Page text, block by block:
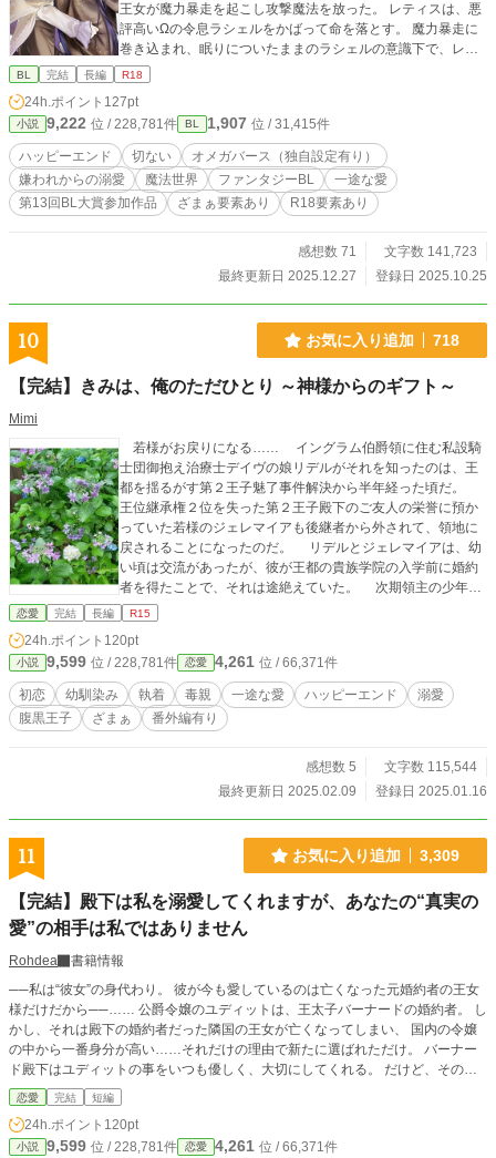
王女が魔力暴走を起こし攻撃魔法を放った。 レティスは、悪
評高いΩの令息ラシェルをかばって命を落とす。 魔力暴走に
巻き込まれ、眠りについたままのラシェルの意識下で、レテ
ィスは存在していた。 レティスが愛する人の所へ戻れるよう
れててごめん』 そう言って消えてしまう。 一年後。 ラシェ
ルの姿で、レティスは目を覚ました。 その姿のまま、エルド
レッドと再会するが……。 ＊＊＊ オメガバース独自設定あり
ます。 扉絵は、センサン様よりいただいた大切なFAです。AI
学習禁止です。
BL 完結 長編 R18
24h.ポイント 127pt
小説 9,222 位 / 228,781件 BL 1,907 位 / 31,415件
ハッピーエンド 切ない
オメガバース（独自設定有り）
嫌われからの溺愛
魔法世界 ファンタジーBL
一途な愛
第13回BL大賞参加作品
ざまぁ要素あり R18要素あり
感想数 71
文字数 141,723
最終更新日 2025.12.27
登録日 2025.10.25
10 お気に入り追加 718
【完結】きみは、俺のただひとり ～神様からのギフト～
Mimi
若様がお戻りになる…… イングラム伯爵領に住む私設騎
士団御抱え治療士デイヴの娘リデルがそれを知ったのは、王
都を揺るがす第２王子魅了事件解決から半年経った頃だ。
王位継承権２位を失った第２王子殿下のご友人の栄誉に預か
っていた若様のジェレマイアも後継者から外されて、領地に
戻されることになったのだ。 リデルとジェレマイアは、幼
い頃は交流があったが、彼が王都の貴族学院の入学前に婚約
者を得たことで、それは途絶えていた。 次期領主の少年と
平民の少女とでは身分が違う。 婚約も破棄となり、約束さ
たジェレマイアは…… ＊ 番外編の『最愛から２番目の
恋』完結致しました そちらの方にも、お立ち寄りいただけ
ましたら、幸いです
恋愛 完結 長編 R15
24h.ポイント 120pt
小説 9,599 位 / 228,781件 恋愛 4,261 位 / 66,371件
初恋 幼馴染み 執着 毒親 一途な愛 ハッピーエンド
溺愛
腹黒王子
ざまぁ 番外編有り
感想数 5
文字数 115,544
最終更新日 2025.02.09
登録日 2025.01.16
11 お気に入り追加 3,309
【完結】殿下は私を溺愛してくれますが、あなたの“真実の
愛”の相手は私ではありません
Rohdea
書籍情報
──私は“彼女”の身代わり。 彼が今も愛しているのは亡くなった元婚約者の王女
様だけだから──…… 公爵令嬢のユディットは、王太子バーナードの婚約者。 し
かし、それは殿下の婚約者だった隣国の王女が亡くなってしまい、 国内の令嬢
の中から一番身分が高い……それだけの理由で新たに選ばれただけ。 バーナー
ド殿下はユディットの事をいつも優しく、大切にしてくれる。 だけど、その度
にユディットの心は苦しくなっていく。 こんな自分が彼の婚約者でいていいの
か。 自分のような理由で互いの気持ちを無視して決められた婚約者は、 バーナ
ードが再び心惹かれる“真実の愛”の相手を見つける邪魔になっているだけなので
は？ そんな心揺れる日々の中、 二人の前に、亡くなった王女とそっくりの女性
恋愛 完結 短編
24h.ポイント 120pt
小説 9,599 位 / 228,781件 恋愛 4,261 位 / 66,371件